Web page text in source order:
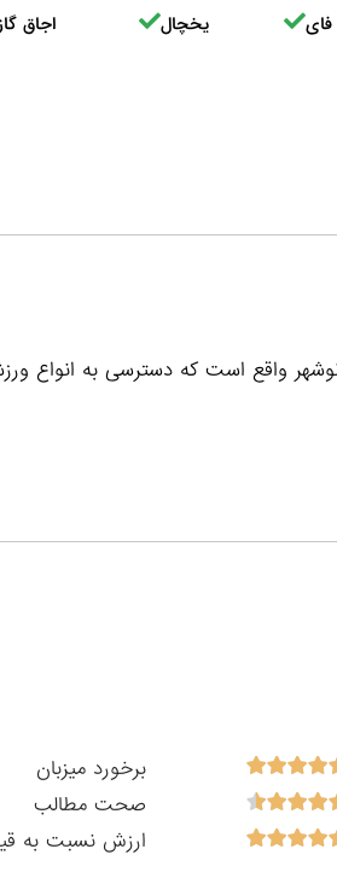
یخچال اجاق
نوشهر واقع است که دسترسی به انواع
برخورد میزبان
صحت مطالب
ارزش نسبت به